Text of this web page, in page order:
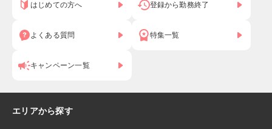
はじめての方へ 登録から勤務終了
よくある質問 特集一覧
キャンペーン一覧
エリアから探す